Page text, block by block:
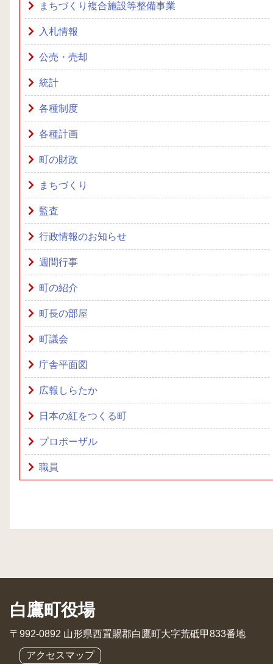
まちづくり複合施設等整備事業
入札情報
公売・売却
統計
各種制度
各種計画
町の財政
まちづくり
監査
行政情報のお知らせ
週間行事
町の紹介
町長の部屋
町議会
庁舎平面図
広報しらたか
日本の紅をつくる町
プロポーザル
職員
白鷹町役場
〒992-0892 山形県西置賜郡白鷹町大字荒砥甲833番地
アクセスマップ